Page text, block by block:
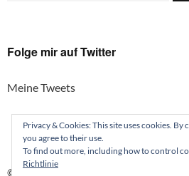
Folge mir auf Twitter
Meine Tweets
© Anne Wild
Privacy & Cookies: This site uses cookies.
you agree to their use.
To find out more, including how to control
Richtlinie